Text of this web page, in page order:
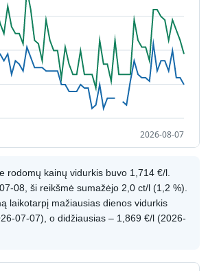
rodomų kainų vidurkis buvo 1,714 €/l.
08, ši reikšmė sumažėjo 2,0 ct/l (1,2 %).
laikotarpį mažiausias dienos vidurkis
07-07), o didžiausias – 1,869 €/l (2026-